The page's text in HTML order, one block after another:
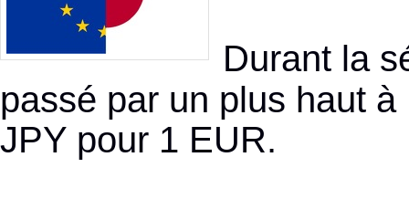
Durant la
passé par un plus haut
JPY pour 1 EUR.